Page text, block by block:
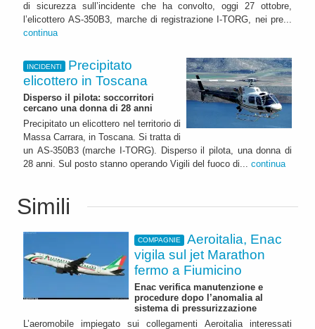
di sicurezza sull’incidente che ha convolto, oggi 27 ottobre,
l’elicottero AS-350B3, marche di registrazione I-TORG, nei pre...
continua
INCIDENTI
Precipitato
elicottero in Toscana
Disperso il pilota: soccorritori
cercano una donna di 28 anni
Precipitato un elicottero nel territorio di
Massa Carrara, in Toscana. Si tratta di
un AS-350B3 (marche I-TORG). Disperso il pilota, una donna di
28 anni. Sul posto stanno operando Vigili del fuoco di... continua
Simili
COMPAGNIE
Aeroitalia, Enac
vigila sul jet Marathon
fermo a Fiumicino
Enac verifica manutenzione e
procedure dopo l’anomalia al
sistema di pressurizzazione
L’aeromobile impiegato sui collegamenti Aeroitalia interessati